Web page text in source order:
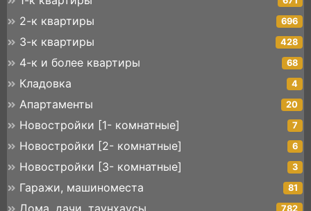
2-к квартиры 696
3-к квартиры 428
4-к и более квартиры 68
Кладовка 4
Апартаменты 20
Новостройки [1- комнатные] 7
Новостройки [2- комнатные] 6
Новостройки [3- комнатные] 3
Гаражи, машиноместа 81
Дома, дачи, таунхаусы 782